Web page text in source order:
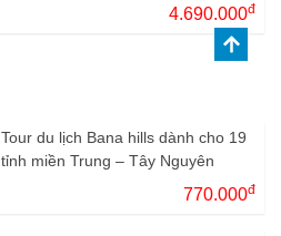
4.690.000đ
Tour du lịch Bana hills dành cho 19
tỉnh miền Trung – Tây Nguyên
770.000đ